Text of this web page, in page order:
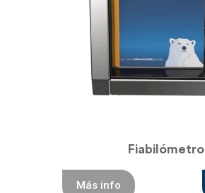
Fiabilómetro
Más info